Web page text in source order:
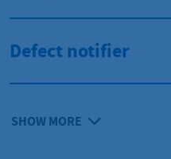
Defect notifier
SHOW MORE